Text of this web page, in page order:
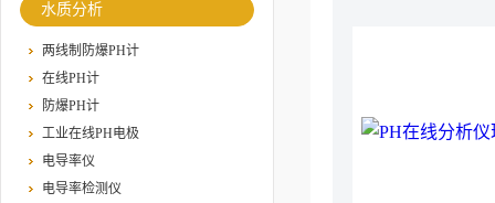
水质分析
两线制防爆PH计
在线PH计
防爆PH计
工业在线PH电极
电导率仪
电导率检测仪